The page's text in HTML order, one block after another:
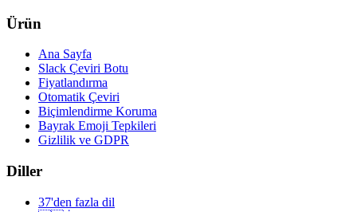
Ürün
Ana Sayfa
Slack Çeviri Botu
Fiyatlandırma
Otomatik Çeviri
Biçimlendirme Koruma
Bayrak Emoji Tepkileri
Gizlilik ve GDPR
Diller
37'den fazla dil